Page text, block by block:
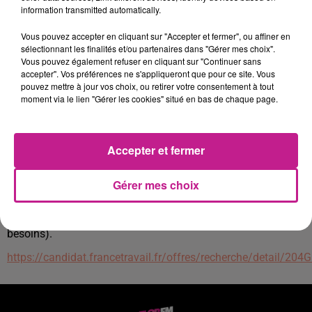
- décorer des sites pour des événements spéciaux comme
des mariages ou des réceptions,
- organiser et optimiser l'agencement de la boutique pour
attirer et satisfaire la clientèle.
- accueillir et conseiller les clients.
De formation Fleuriste avec plus de 1 an d'expérience au
Possibilité pour l'employeur de s'adapter à votre temps de
besoins).
https://candidat.francetravail.fr/offres/recherche/detail/
information transmitted automatically.
Vous pouvez accepter en cliquant sur "Accepter et fermer", ou affiner en
sélectionnant les finalités et/ou partenaires dans "Gérer mes choix".
Vous pouvez également refuser en cliquant sur "Continuer sans
accepter". Vos préférences ne s'appliqueront que pour ce site. Vous
pouvez mettre à jour vos choix, ou retirer votre consentement à tout
moment via le lien "Gérer les cookies" situé en bas de chaque page.
Gérer mes choix
Accepter et fermer